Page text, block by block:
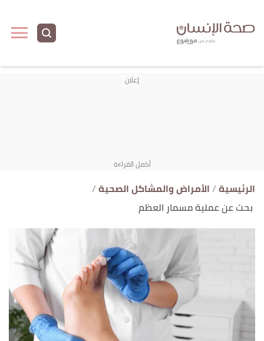
الرئيسية الأمراض والمشاكل الصحية
بحث عن عملية مسمار العظم